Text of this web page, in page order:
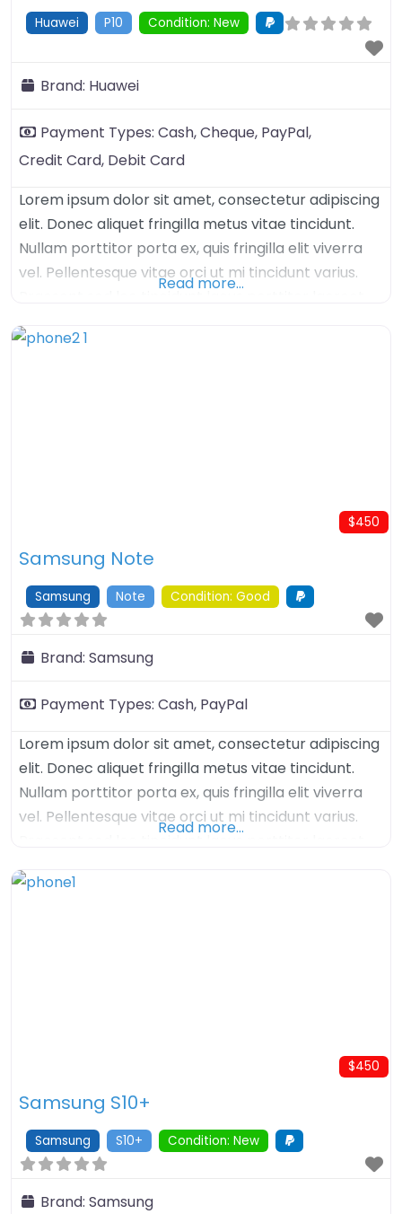
Huawei P10 Condition: New
Brand: Huawei
Payment Types: Cash,Cheque, PayPal,
Credit Card, Debit Card
Lorem ipsum dolor sit amet, consectetur adipiscing
elit. Donec aliquet fringilla metus vitae tincidunt.
Nullam porttitor porta ex, quis fringilla elit viverra
vel. Pellentesque vitae orci ut mi tincidunt varius.
Proin molestie erat a vestibulum lobortis. Nullam
tincidunt elit sem, non fermentum nisl convallis at.
Read more…
$450
Samsung Note
Samsung Note Condition: Good
Brand: Samsung
Payment Types: Cash, PayPal
Lorem ipsum dolor sit amet, consectetur adipiscing
elit. Donec aliquet fringilla metus vitae tincidunt.
Nullam porttitor porta ex, quis fringilla elit viverra
vel. Pellentesque vitae orci ut mi tincidunt varius.
Proin molestie erat a vestibulum lobortis. Nullam
tincidunt elit sem, non fermentum nisl convallis at.
Read more…
$450
Samsung S10+
Samsung S10+ Condition: New
Brand: Samsung